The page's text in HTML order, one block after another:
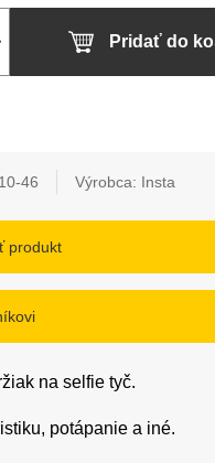
Pridať do
46 Výrobca: Insta
produkt
na selfie tyč.
potápanie a iné.